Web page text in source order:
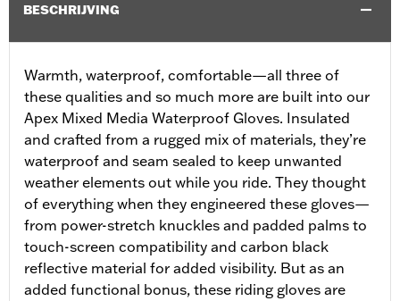
BESCHRIJVING
Warmth, waterproof, comfortable—all three of
these qualities and so much more are built into our
Apex Mixed Media Waterproof Gloves. Insulated
and crafted from a rugged mix of materials, they’re
waterproof and seam sealed to keep unwanted
weather elements out while you ride. They thought
of everything when they engineered these gloves—
from power-stretch knuckles and padded palms to
touch-screen compatibility and carbon black
reflective material for added visibility. But as an
added functional bonus, these riding gloves are